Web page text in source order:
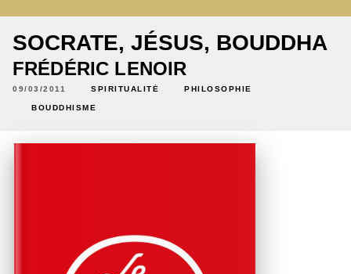
SOCRATE, JÉSUS, BOUDDHA
FRÉDÉRIC LENOIR
09/03/2011 SPIRITUALITÉ PHILOSOPHIE
BOUDDHISME